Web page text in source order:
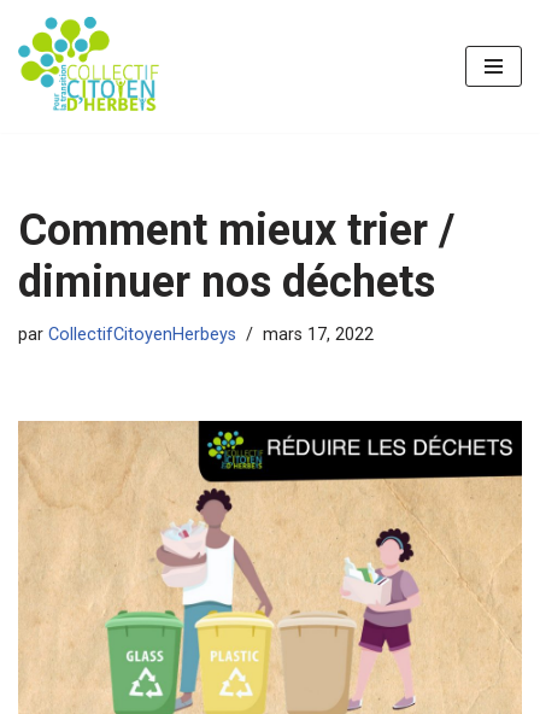
Aller
Comment mieux trier /
diminuer nos déchets
par CollectifCitoyenHerbeys mars 17, 2022